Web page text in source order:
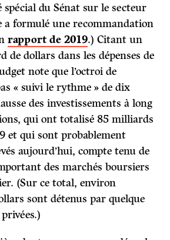
spécial du Sénat sur le secteur
a formulé une recommandation
rapport de 2019.) Citant un
de dollars dans les dépenses de
note que l’octroi de
« suivi le rythme » de dix
des investissements à long
qui ont totalisé 85 milliards
et qui sont probablement
aujourd’hui, compte tenu de
des marchés boursiers
(Sur ce total, environ
sont détenus par quelque